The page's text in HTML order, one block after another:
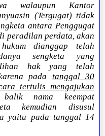
walaupun Kantor
(Tergugat) tidak
antara Penggugat
peradilan perdata, akan
dianggap telah
sengketa yang
hak yang telah
pada tanggal 30
tertulis mengajukan
nama keempat
kemudian disusul
yaitu pada tanggal 14